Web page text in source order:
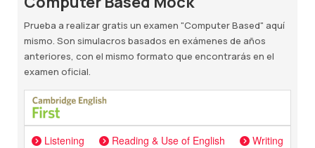
examen.
centro examinador.
Aquí puedes ver una comparativa de las dos
modalidades y así decidir la más apropiada.
Prueba a realizar gratis un examen "Computer Based" aquí
mismo. Son simulacros basados en exámenes de años
anteriores, con el mismo formato que encontrarás en el
examen oficial.
Listening Reading & Use of English Writing